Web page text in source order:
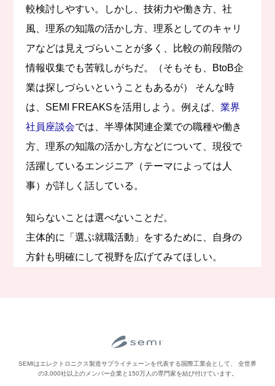
較検討しやすい。しかし、技術力や働き方、社
風、理系の知識の活かし方、理系としてのキャリ
アなどは見えづらいことが多く、比較の前段階の
情報収集でも苦戦しがちだ。（そもそも、BtoB企
業は探しづらいということもあるが） そんな時
は、SEMI FREAKSを活用しよう。例えば、業界
社員座談会では、半導体関連企業での職種や働き
方、理系の知識の活かし方などについて、現役で
活躍しているエンジニア（テーマによっては人
事）が詳しく話している。
知らないことは選べないことだ。
主体的に「選ぶ就職活動」をするために、自身の
方針も明確にして視野を広げてみてほしい。
SEMIはエレクトロニクス製造サプライチェーンを代表する国際工業会として、
全世界
の3,000社以上のメンバー企業と150万人の専門家を結び付けています。